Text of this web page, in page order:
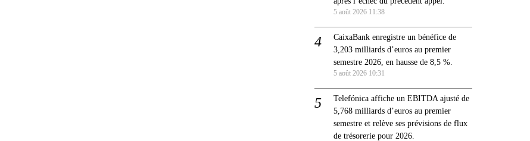
5 août 2026 11:38
CaixaBank enregistre un bénéfice de
3,203 milliards d’euros au premier
semestre 2026, en hausse de 8,5 %.
5 août 2026 10:31
Telefónica affiche un EBITDA ajusté de
5,768 milliards d’euros au premier
semestre et relève ses prévisions de flux
de trésorerie pour 2026.